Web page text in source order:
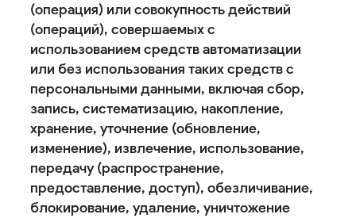
(операция) или совокупность действий
(операций), совершаемых с
использованием средств автоматизации
или без использования таких средств с
персональными данными, включая сбор,
запись, систематизацию, накопление,
хранение, уточнение (обновление,
изменение), извлечение, использование,
передачу (распространение,
предоставление, доступ), обезличивание,
блокирование, удаление, уничтожение